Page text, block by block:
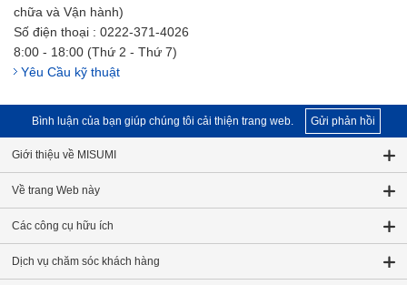
chữa và Vận hành)
Số điện thoại : 0222-371-4026
8:00 - 18:00 (Thứ 2 - Thứ 7)
Yêu Cầu kỹ thuật
Bình luận của bạn giúp chúng tôi cải thiện trang web. Gửi phản hồi
Giới thiệu về MISUMI
Về trang Web này
Các công cụ hữu ích
Dịch vụ chăm sóc khách hàng